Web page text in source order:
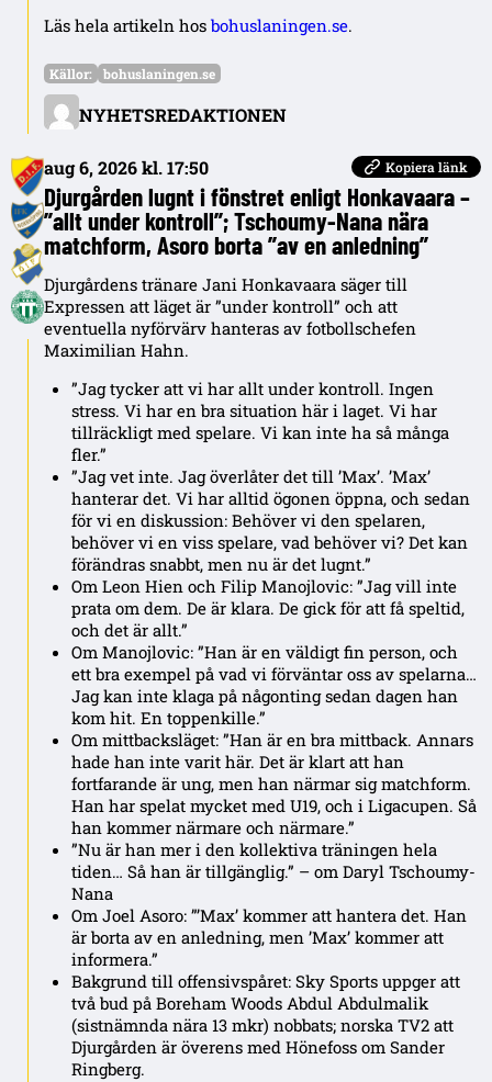
Läs hela artikeln hos bohuslaningen.se.
NYHETSREDAKTIONEN
Källor: bohuslaningen.se
aug 6, 2026 kl. 17:50 Kopiera länk
Djurgården lugnt i fönstret enligt Honkavaara –
”allt under kontroll”; Tschoumy-Nana nära
matchform, Asoro borta ”av en anledning”
Djurgårdens tränare Jani Honkavaara säger till
Expressen att läget är ”under kontroll” och att
eventuella nyförvärv hanteras av fotbollschefen
Maximilian Hahn.
”Jag tycker att vi har allt under kontroll. Ingen
stress. Vi har en bra situation här i laget. Vi har
tillräckligt med spelare. Vi kan inte ha så många
fler.”
”Jag vet inte. Jag överlåter det till ’Max’. ’Max’
hanterar det. Vi har alltid ögonen öppna, och sedan
för vi en diskussion: Behöver vi den spelaren,
behöver vi en viss spelare, vad behöver vi? Det kan
förändras snabbt, men nu är det lugnt.”
Om Leon Hien och Filip Manojlovic: ”Jag vill inte
prata om dem. De är klara. De gick för att få speltid,
och det är allt.”
Om Manojlovic: ”Han är en väldigt fin person, och
ett bra exempel på vad vi förväntar oss av spelarna…
Jag kan inte klaga på någonting sedan dagen han
kom hit. En toppenkille.”
Om mittbacksläget: ”Han är en bra mittback. Annars
hade han inte varit här. Det är klart att han
fortfarande är ung, men han närmar sig matchform.
Han har spelat mycket med U19, och i Ligacupen. Så
han kommer närmare och närmare.”
”Nu är han mer i den kollektiva träningen hela
tiden… Så han är tillgänglig.” – om Daryl Tschoumy-
Nana
Om Joel Asoro: ”’Max’ kommer att hantera det. Han
är borta av en anledning, men ’Max’ kommer att
informera.”
Bakgrund till offensivspåret: Sky Sports uppger att
två bud på Boreham Woods Abdul Abdulmalik
(sistnämnda nära 13 mkr) nobbats; norska TV2 att
Djurgården är överens med Hönefoss om Sander
Ringberg.